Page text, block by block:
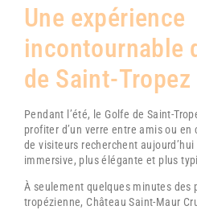
Une expérience
incontournable
de Saint-Tropez
Pendant l’été, le Golfe de Saint-
profiter d’un verre entre amis ou
de visiteurs recherchent
immersive, plus élégante et plus
À seulement quelques minutes des
tropézienne, Château Saint-Maur